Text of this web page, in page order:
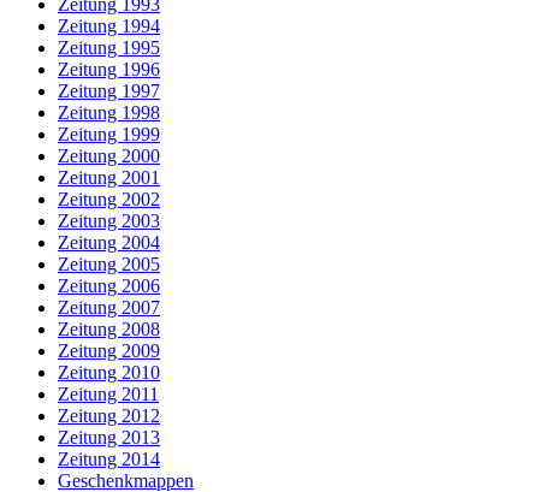
Zeitung 1993
Zeitung 1994
Zeitung 1995
Zeitung 1996
Zeitung 1997
Zeitung 1998
Zeitung 1999
Zeitung 2000
Zeitung 2001
Zeitung 2002
Zeitung 2003
Zeitung 2004
Zeitung 2005
Zeitung 2006
Zeitung 2007
Zeitung 2008
Zeitung 2009
Zeitung 2010
Zeitung 2011
Zeitung 2012
Zeitung 2013
Zeitung 2014
Geschenkmappen